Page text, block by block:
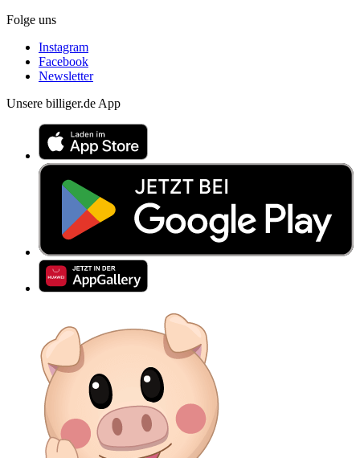
Folge uns
Instagram
Facebook
Newsletter
Unsere billiger.de App